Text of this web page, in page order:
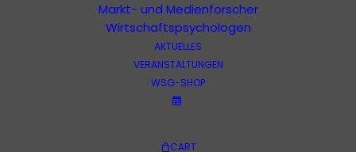
Markt- und Medienforscher
Wirtschaftspsychologen
AKTUELLES
VERANSTALTUNGEN
WSG-SHOP
CART